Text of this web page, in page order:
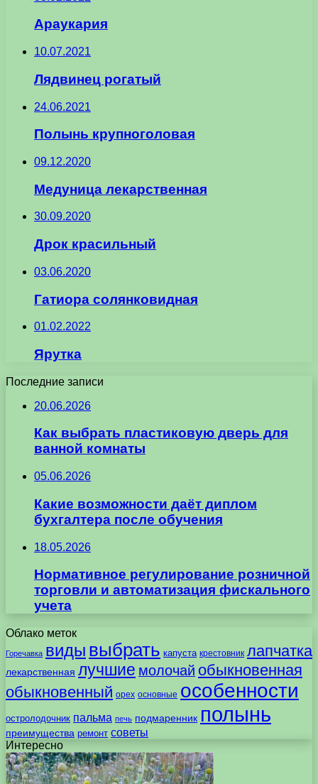
Араукария
10.07.2021
Лядвинец рогатый
24.06.2021
Полынь крупноголовая
09.12.2020
Медуница лекарственная
30.09.2020
Дрок красильный
03.06.2020
Гатиора солянковидная
01.02.2022
Ярутка
Последние записи
20.06.2026
Как выбрать пластиковую дверь для
ванной комнаты
05.06.2026
Какие возможности даёт диплом
бухгалтера после обучения
18.05.2026
Нормативное регулирование розничной
торговли и автоматизация фискального
учета
Облако меток
Горечавка виды выбрать капуста крестовник лапчатка
лекарственная лучшие молочай обыкновенная
обыкновенный орех основные особенности
остролодочник пальма печь подмаренник полынь
преимущества ремонт советы
Интересно